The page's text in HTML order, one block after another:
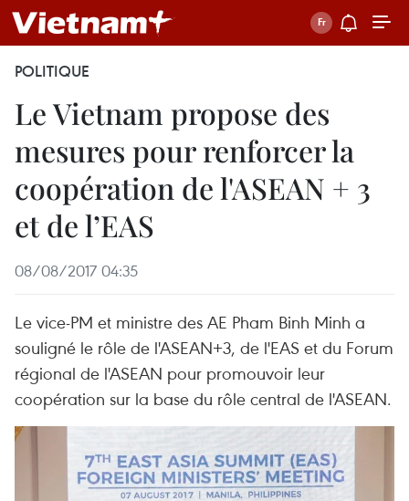
POLITIQUE
Le Vietnam propose des
mesures pour renforcer la
coopération de l'ASEAN + 3
et de l’EAS
08/08/2017 04:35
Le vice-PM et ministre des AE Pham Binh Minh a
souligné le rôle de l'ASEAN+3, de l'EAS et du Forum
régional de l'ASEAN pour promouvoir leur
coopération sur la base du rôle central de l'ASEAN.